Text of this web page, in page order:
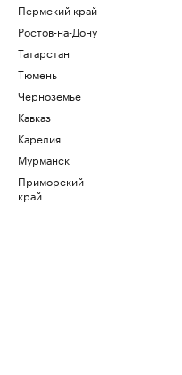
Пермский край
Ростов-на-Дону
Татарстан
Тюмень
Черноземье
Кавказ
Карелия
Мурманск
Приморский
край